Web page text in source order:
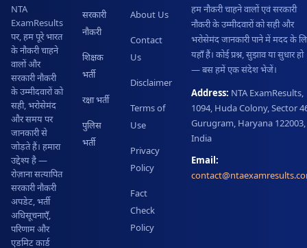
NTA
ExamResults
पर, हम पूरे भारत
के नौकरी चाहने
वालों और
सरकारी नौकरी
के उम्मीदवारों को
सही, भरोसेमंद
और समय पर
जानकारी से
जोड़ते हैं। हमारा
उद्देश्य है —
रोज़ाना सत्यापित
सरकारी नौकरी
अपडेट, भर्ती
अधिसूचनाएँ,
परिणाम और
एडमिट कार्ड
सरकारी
नौकरी
शिक्षक
भर्ती
रक्षा भर्ती
पुलिस
भर्ती
About Us
Contact
Us
Disclaimer
Terms of
Use
Privacy
Policy
Fact
Check
Policy
हम नौकरी चाहने वालों एवं सरकारी
नौकरी के उम्मीदवारों को सही और
भरोसेमंद जानकारी पाने में मदद के
यहाँ हैं। कोई प्रश्न, सुझाव या सुधार हो
— बस हमें एक संदेश भेजें।
Address: NTA ExamResults,
1094, Huda Colony, Sector
Gurugram, Haryana 122003,
India
Email: